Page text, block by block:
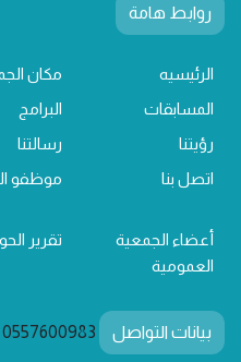
روابط هامة
الرئيسيه مكان
المسابقات
البرامج
رؤيتنا
رسالتنا
اتصل بنا
موظفو
أعضاء الجمعية
العمومية
تقرير
بيانات التواصل 0557600983